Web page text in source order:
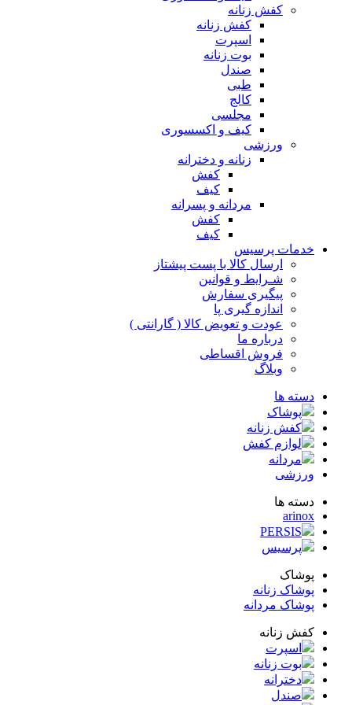
کفش زنانه
کفش زنانه
اسپرت
بوت زنانه
مجلسی
کیف و اکسسوری
ورزشی
زنانه و دخترانه
مردانه و پسرانه
پرسیس
ارسال کالا با پست پیشتاز
شـرایط و قوانین
پیگیری سفارش
اندازه گیری پا
عودت و تعویض کالا ( گارانتی )
درباره ما
فروش اقساطی
ها
پوشاک
کفش زنانه
لوازم کفش
مردانه
ها
PERSIS
پرسیس
زنانه
مردانه
زنانه
اسپرت
بوت زنانه
دخترانه
صندل